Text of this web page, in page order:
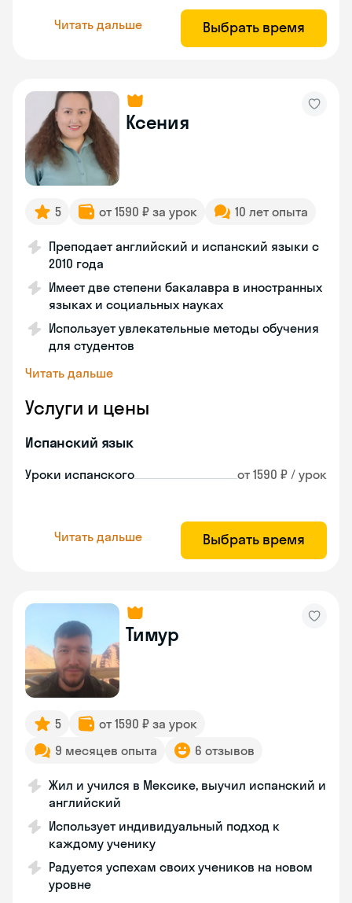
Читать дальше Выбрать время
Ксения
5 от 1590 ₽ за урок 10 лет опыта
Преподает английский и испанский языки с
2010 года
Имеет две степени бакалавра в иностранных
языках и социальных науках
Использует увлекательные методы обучения
для студентов
Читать дальше
Услуги и цены
Испанский язык
Уроки испанского от 1590 ₽ / урок
Читать дальше Выбрать время
Тимур
5
от 1590 ₽ за урок
9 месяцев опыта
6 отзывов
Жил и учился в Мексике, выучил испанский и
английский
Использует индивидуальный подход к
каждому ученику
Радуется успехам своих учеников на новом
уровне